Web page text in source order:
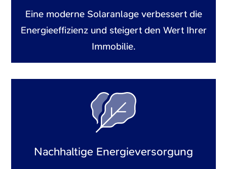
Eine moderne Solaranlage verbessert die
Energieeffizienz und steigert den Wert Ihrer
Immobilie.
Nachhaltige Energieversorgung